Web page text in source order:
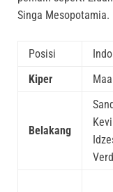
Singa Mesopotamia.
Posisi
Kiper
Belakang